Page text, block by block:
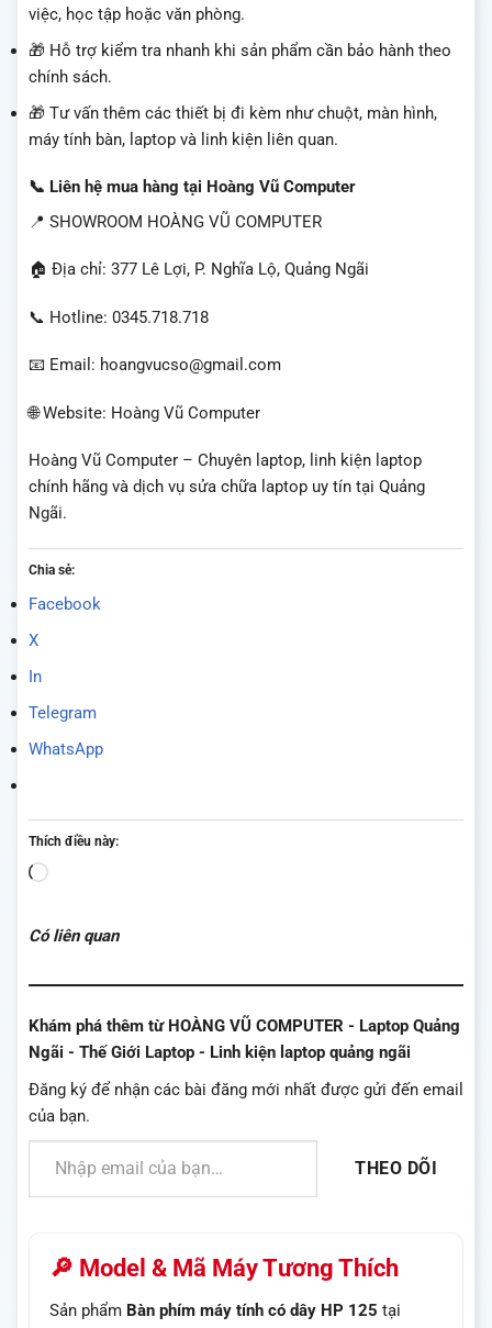
việc, học tập hoặc văn phòng.
🎁 Hỗ trợ kiểm tra nhanh khi sản phẩm cần bảo hành theo
chính sách.
🎁 Tư vấn thêm các thiết bị đi kèm như chuột, màn hình,
máy tính bàn, laptop và linh kiện liên quan.
📞 Liên hệ mua hàng tại Hoàng Vũ Computer
📍 SHOWROOM HOÀNG VŨ COMPUTER
🏠 Địa chỉ: 377 Lê Lợi, P. Nghĩa Lộ, Quảng Ngãi
📞 Hotline: 0345.718.718
📧 Email: hoangvucso@gmail.com
🌐 Website: Hoàng Vũ Computer
Hoàng Vũ Computer – Chuyên laptop, linh kiện laptop
chính hãng và dịch vụ sửa chữa laptop uy tín tại Quảng
Ngãi.
Chia sẻ:
Facebook
X
In
Telegram
WhatsApp
Thích điều này:
Đang
Có liên quan
Khám phá thêm từ HOÀNG VŨ COMPUTER - Laptop Quảng
Ngãi - Thế Giới Laptop - Linh kiện laptop quảng ngãi
Đăng ký để nhận các bài đăng mới nhất được gửi đến email
của bạn.
Nhập email của bạn…
THEO DÕI
🔎 Model & Mã Máy Tương Thích
Sản phẩm Bàn phím máy tính có dây HP 125 tại